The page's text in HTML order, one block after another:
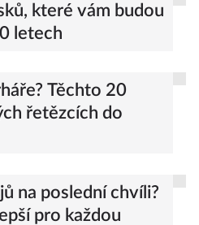
které vám budou
letech
Těchto 20
řetězcích do
na poslední chvíli?
pro každou